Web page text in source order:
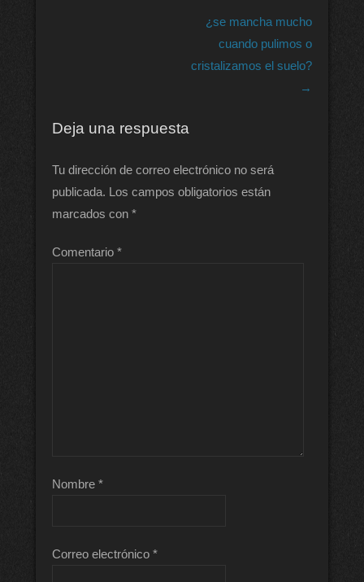
¿se mancha mucho
cuando pulimos o
cristalizamos el suelo?
→
Deja una respuesta
Tu dirección de correo electrónico no será
publicada. Los campos obligatorios están
marcados con *
Comentario *
Nombre *
Correo electrónico *